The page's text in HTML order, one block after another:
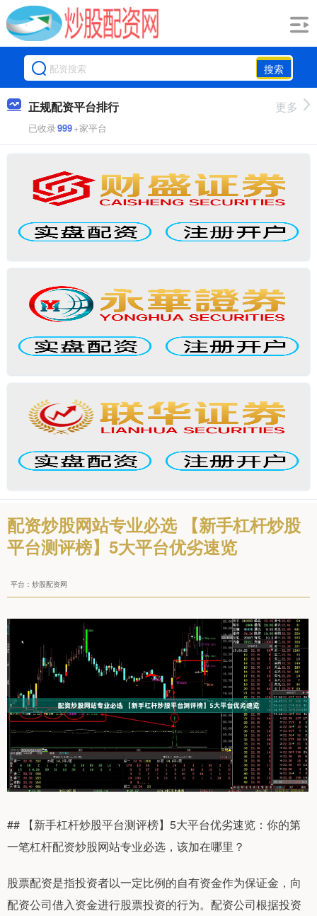
搜索
正规配资平台排行
已收录999+家平台
更多
配资炒股网站专业必选 【新手杠杆炒股
平台测评榜】5大平台优劣速览
平台：炒股配资网
## 【新手杠杆炒股平台测评榜】5大平台优劣速览：你的第
一笔杠杆配资炒股网站专业必选，该加在哪里？
股票配资是指投资者以一定比例的自有资金作为保证金，向
配资公司借入资金进行股票投资的行为。配资公司根据投资